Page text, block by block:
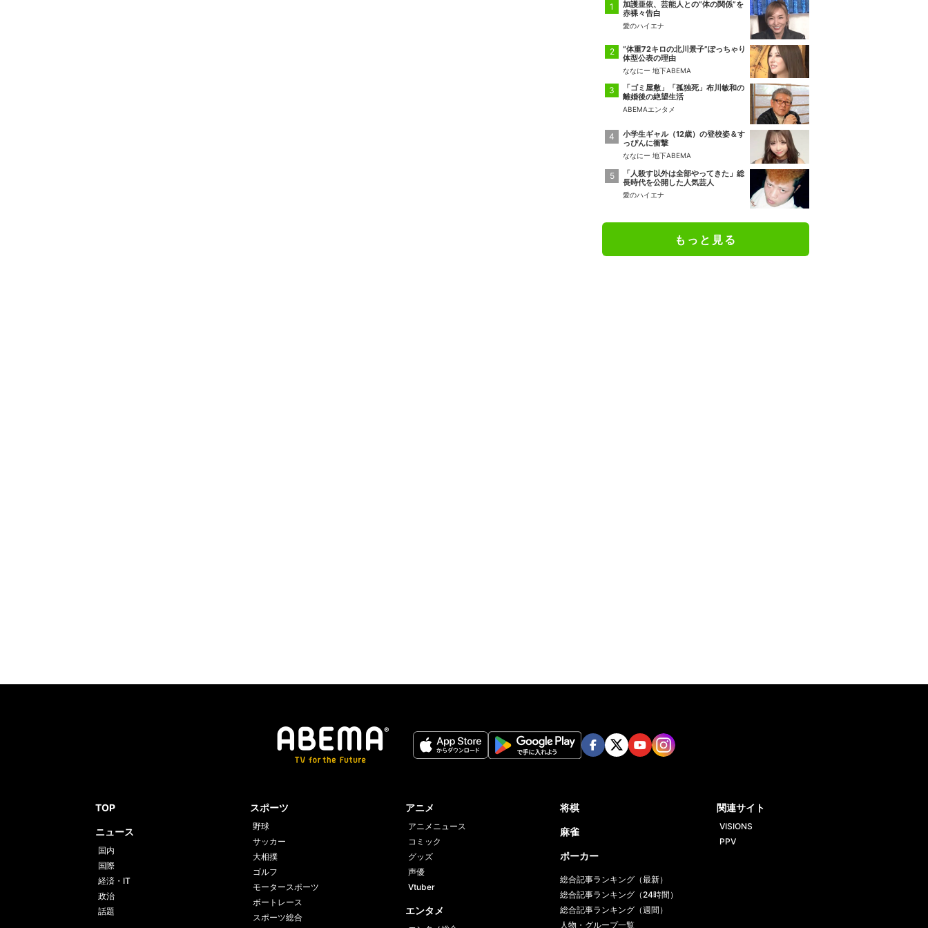
加護亜依、芸能人との“体の関係”を
赤裸々告白
愛のハイエナ
“体重72キロの北川景子”ぽっちゃり
体型公表の理由
ななにー 地下ABEMA
「ゴミ屋敷」「孤独死」布川敏和の
離婚後の絶望生活
ABEMAエンタメ
小学生ギャル（12歳）の登校姿＆す
っぴんに衝撃
ななにー 地下ABEMA
「人殺す以外は全部やってきた」総
長時代を公開した人気芸人
愛のハイエナ
もっと見る
TOP
ニュース
国内
国際
経済・IT
政治
話題
スポーツ
野球
サッカー
大相撲
ゴルフ
モータースポーツ
ボートレース
スポーツ総合
アニメ
アニメニュース
コミック
グッズ
声優
Vtuber
エンタメ
将棋
麻雀
ポーカー
総合記事ランキング（最新）
総合記事ランキング（24時間）
総合記事ランキング（週間）
人物・グループ一覧
関連サイト
VISIONS
PPV